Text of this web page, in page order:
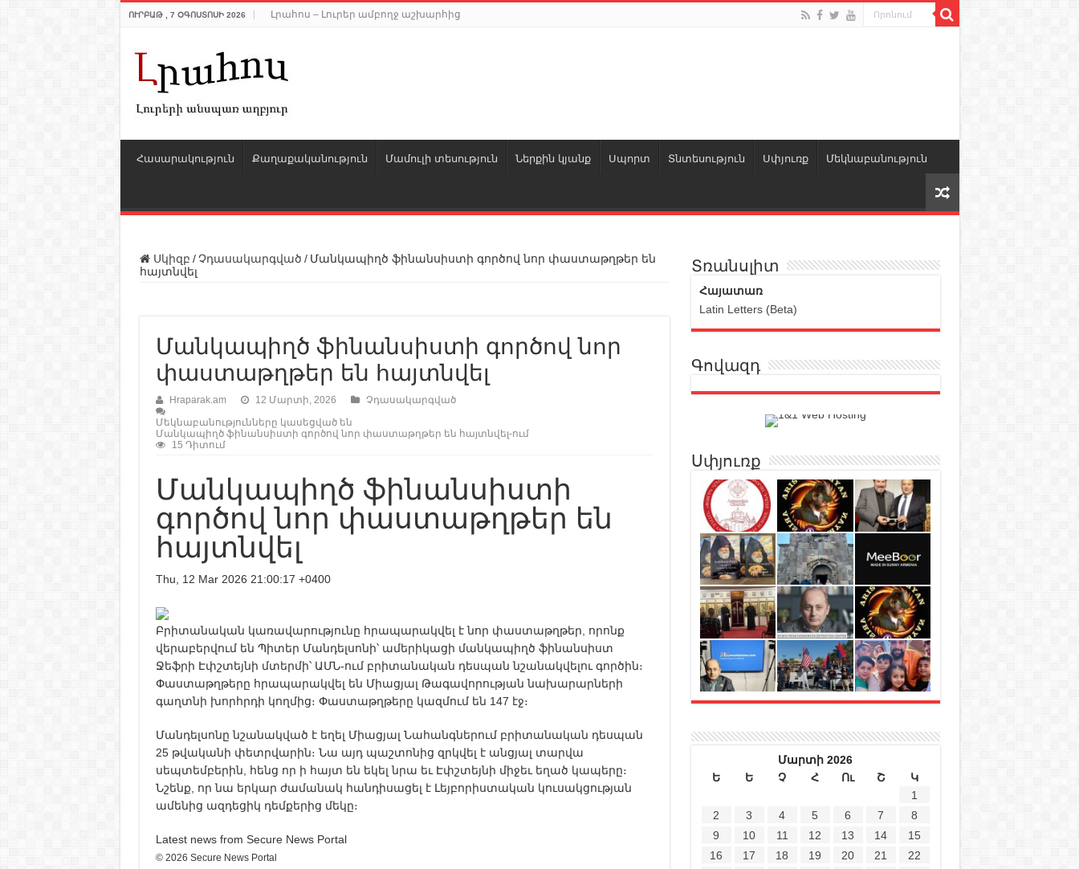
ՈՒՐԲԱԹ , 7 ՕԳՈՍՏՈՍԻ 2026 Լրահոս – Լուրեր ամբողջ աշխարհից
Հասարակություն Քաղաքականություն Մամուլի տեսություն Ներքին կյանք Սպորտ Տնտեսություն Սփյուռք Մեկնաբանություն
Սկիզբ / Չդասակարգված / Մանկապիղծ ֆինանսիստի գործով նոր փաստաթղթեր են
հայտնվել
Մանկապիղծ ֆինանսիստի գործով նոր
փաստաթղթեր են հայտնվել
Hraparak.am 12 Մարտի, 2026
Չդասակարգված
Մեկնաբանությունները կասեցված են
Մանկապիղծ ֆինանսիստի գործով նոր փաստաթղթեր են հայտնվել-ում
15 Դիտում
Մանկապիղծ ֆինանսիստի
գործով նոր փաստաթղթեր են
հայտնվել
Thu, 12 Mar 2026 21:00:17 +0400
Բրիտանական կառավարությունը հրապարակվել է նոր փաստաթղթեր, որոնք
վերաբերվում են Պիտեր Մանդելսոնի՝ ամերիկացի մանկապիղծ ֆինանսիստ
Ջեֆրի Էփշտեյնի մտերմի՝ ԱՄՆ-ում բրիտանական դեսպան նշանակվելու գործին։
Փաստաթղթերը հրապարակվել են Միացյալ Թագավորության նախարարների
գաղտնի խորհրդի կողմից։ Փաստաթղթերը կազմում են 147 էջ։
Մանդելսոնը նշանակված է եղել Միացյալ Նահանգներում բրիտանական դեսպան
25 թվականի փետրվարին։ Նա այդ պաշտոնից զրկվել է անցյալ տարվա
սեպտեմբերին, հենց որ ի հայտ են եկել նրա եւ Էփշտեյնի միջեւ եղած կապերը։
Նշենք, որ նա երկար ժամանակ հանդիսացել է Լեյբորիստական կուսակցության
ամենից ազդեցիկ դեմքերից մեկը։
Latest news from Secure News Portal
© 2026 Secure News Portal
Տռանսլիտ
Հայատառ
Latin Letters (Beta)
Գովազդ
Սփյուռք
Մարտի 2026
Ե
Ե Չ Հ Ու Շ
Կ
1
2
3 4 5 6 7
8
9
10 11 12 13 14
15
16
17 18 19 20 21
22